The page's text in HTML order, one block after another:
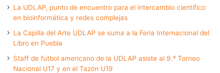
La UDLAP, punto de encuentro para el intercambio científico
en bioinformática y redes complejas
La Capilla del Arte UDLAP se suma a la Feria Internacional del
Libro en Puebla
Staff de futbol americano de la UDLAP asiste al 9.º Torneo
Nacional U17 y en el Tazón U19